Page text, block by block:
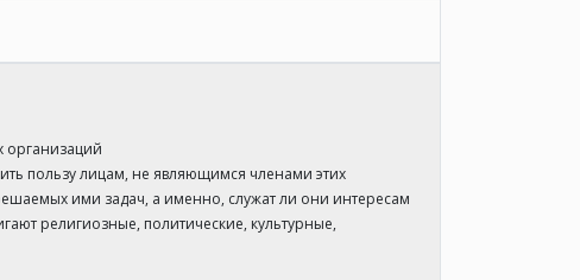
организаций
пользу лицам, не являющимся членами этих
ими задач, а именно, служат ли они интересам
религиозные, политические, культурные,